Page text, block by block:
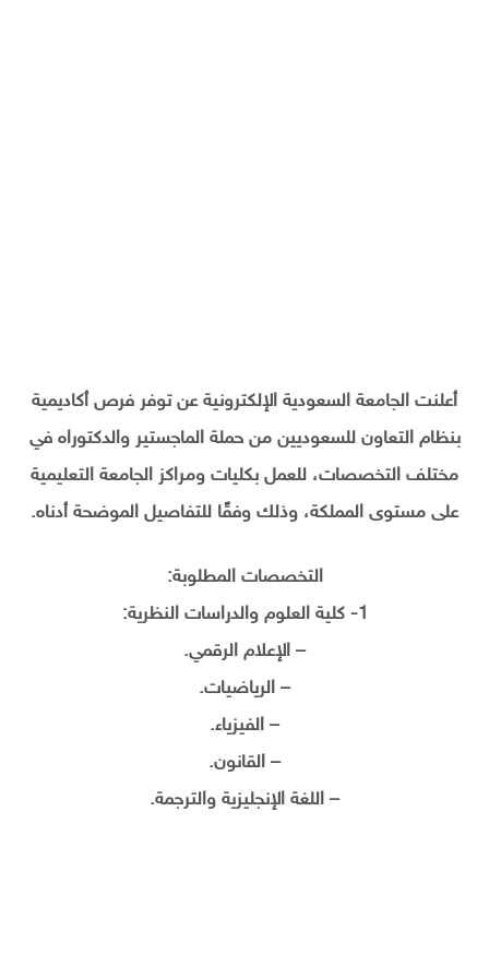
أعلنت الجامعة السعودية الإلكترونية عن توفر فرص أكاديمية
بنظام التعاون للسعوديين من حملة الماجستير والدكتوراه في
مختلف التخصصات، للعمل بكليات ومراكز الجامعة التعليمية
على مستوى المملكة، وذلك وفقًا للتفاصيل الموضحة أدناه.
التخصصات المطلوبة:
1- كلية العلوم والدراسات النظرية:
– الإعلام الرقمي.
– الرياضيات.
– الفيزياء.
– القانون.
– اللغة الإنجليزية والترجمة.